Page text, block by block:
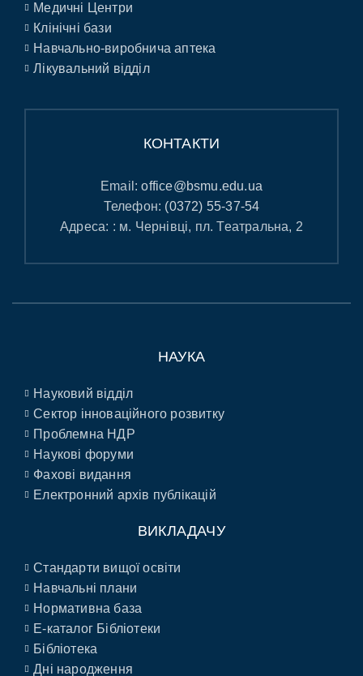
Медичні Центри
Клінічні бази
Навчально-виробнича аптека
Лікувальний відділ
КОНТАКТИ
Email:office@bsmu.edu.ua
Телефон: (0372) 55-37-54
Адреса: : м. Чернівці, пл. Театральна, 2
НАУКА
Науковий відділ
Сектор інноваційного розвитку
Проблемна НДР
Наукові форуми
Фахові видання
Електронний архів публікацій
ВИКЛАДАЧУ
Стандарти вищої освіти
Навчальні плани
Нормативна база
E-каталог Бібліотеки
Бібліотека
Дні народження